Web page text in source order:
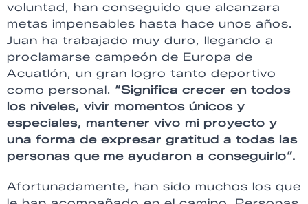
voluntad, han conseguido que alcanzara
metas impensables hasta hace unos años.
Juan ha trabajado muy duro, llegando a
proclamarse campeón de Europa de
Acuatlón, un gran logro tanto deportivo
como personal. “Significa crecer en todos
los niveles, vivir momentos únicos y
especiales, mantener vivo mi proyecto y
una forma de expresar gratitud a todas las
personas que me ayudaron a conseguirlo”.
Afortunadamente, han sido muchos los que